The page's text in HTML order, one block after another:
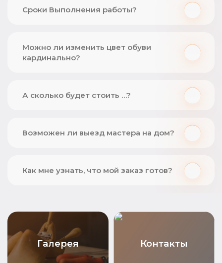
Сроки Выполнения работы?
Можно ли изменить цвет обуви
кардинально?
А сколько будет стоить …?
Возможен ли выезд мастера на дом?
Как мне узнать, что мой заказ готов?
Галерея Контакты